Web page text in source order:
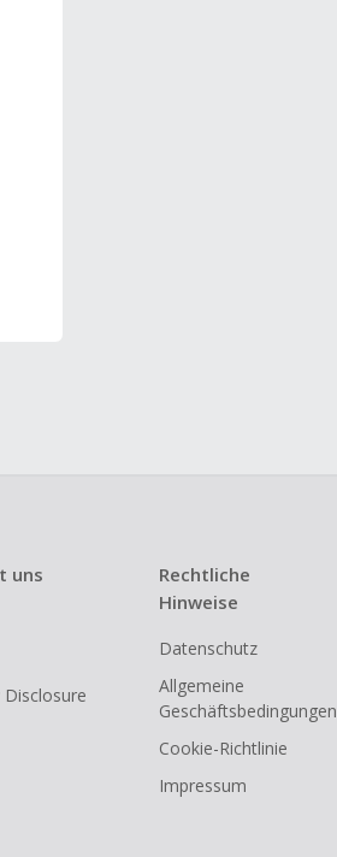
uns
Disclosure
Rechtliche
Hinweise
Datenschutz
Allgemeine
Geschäftsbedingungen
Cookie-Richtlinie
Impressum